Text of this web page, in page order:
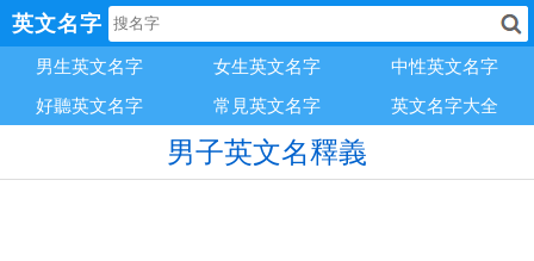
英文名字
男生英文名字 女生英文名字
中性英文名字
好聽英文名字
常見英文名字 英文名字大全
男子英文名釋義